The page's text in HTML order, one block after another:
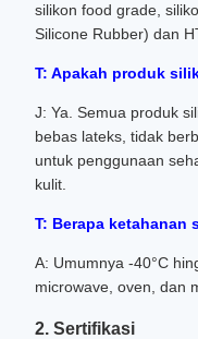
silikon food grade,
Silicone Rubber) dan
T: Apakah produk
J: Ya. Semua produk
bebas lateks, tidak
untuk penggunaan
kulit.
T: Berapa ketahanan
A: Umumnya -40°C
microwave, oven, dan
2. Sertifikasi